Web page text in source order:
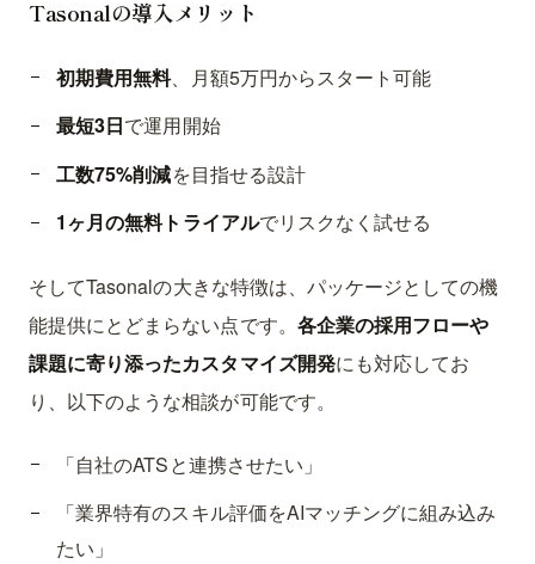
Tasonalの導入メリット
初期費用無料、月額5万円からスタート可能
最短3日で運用開始
工数75%削減を目指せる設計
1ヶ月の無料トライアルでリスクなく試せる
そしてTasonalの大きな特徴は、パッケージとしての機
能提供にとどまらない点です。 各企業の採用フローや
課題に寄り添ったカスタマイズ開発にも対応してお
り、以下のような相談が可能です。
「自社のATSと連携させたい」
「業界特有のスキル評価をAIマッチングに組み込み
たい」